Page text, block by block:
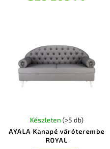
AYALA Kanapé váróterembe
ROYAL
Készleten (>5 db)